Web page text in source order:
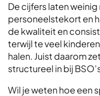
De cijfers laten
personeelstekort en
de kwaliteit en
terwijl te veel
halen. Juist daarom
structureel in bij
Wil je weten hoe een